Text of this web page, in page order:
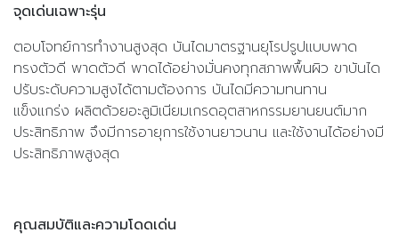
จุดเด่นเฉพาะรุ่น
ตอบโจทย์การทำงานสูงสุด บันไดมาตรฐานยุโรปรูปแบบพาด
ทรงตัวดี พาดตัวดี พาดได้อย่างมั่นคงทุกสภาพพื้นผิว ขาบันได
ปรับระดับความสูงได้ตามต้องการ บันไดมีความทนทาน
แข็งแกร่ง ผลิตด้วยอะลูมิเนียมเกรดอุตสาหกรรมยานยนต์มาก
ประสิทธิภาพ จึงมีการอายุการใช้งานยาวนาน และใช้งานได้อย่างมี
ประสิทธิภาพสูงสุด
คุณสมบัติและความโดดเด่น